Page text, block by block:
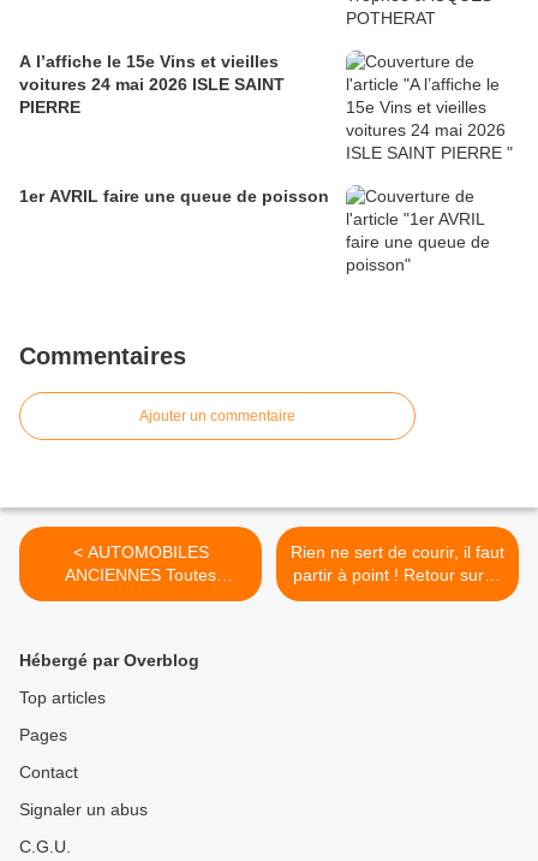
A l’affiche le 15e Vins et vieilles
voitures 24 mai 2026 ISLE SAINT
PIERRE
1er AVRIL faire une queue de poisson
Commentaires
Ajouter un commentaire
< AUTOMOBILES
ANCIENNES Toutes
marques des origines à
triple vainqueur de la
Course de côte du Mont
Ventoux, en 1910, 1912 et
Rien ne sert de courir, il faut
partir à point ! Retour sur le
11ème Trophée Jacques
Hébergé par Overblog
Top articles
Pages
Contact
Signaler un abus
C.G.U.